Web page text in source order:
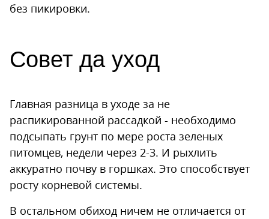
без пикировки.
Совет да уход
Главная разница в уходе за не
распикированной рассадкой - необходимо
подсыпать грунт по мере роста зеленых
питомцев, недели через 2-3. И рыхлить
аккуратно почву в горшках. Это способствует
росту корневой системы.
В остальном обиход ничем не отличается от